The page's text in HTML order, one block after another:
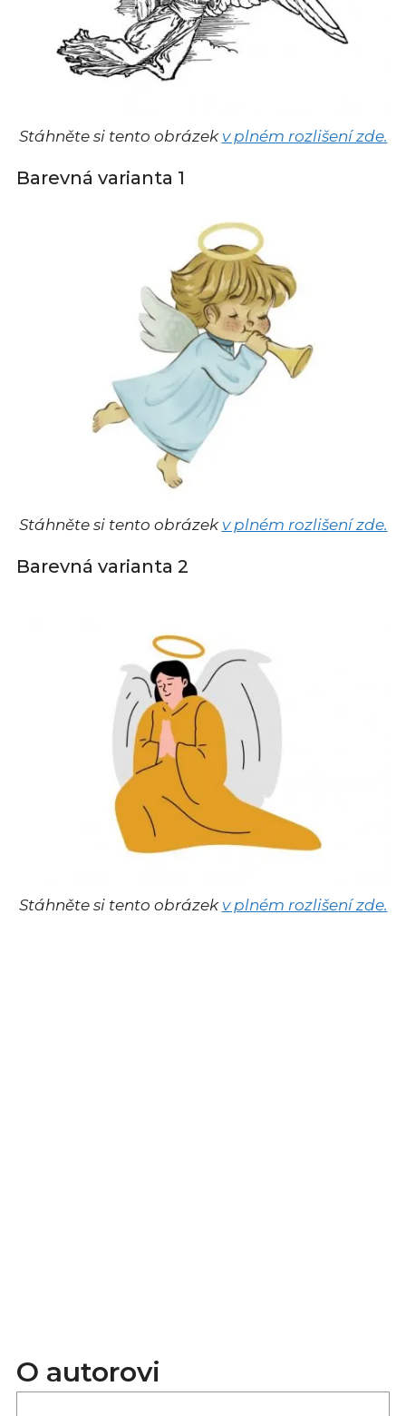
Stáhněte si tento obrázek v plném rozlišení zde.
Barevná varianta 1
Stáhněte si tento obrázek v plném rozlišení zde.
Barevná varianta 2
Stáhněte si tento obrázek v plném rozlišení zde.
O autorovi